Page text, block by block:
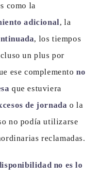
como la
adicional, la
, los tiempos
un plus por
ese complementono
que estuviera
de jornada o la
no podía utilizarse
reclamadas.
no es lo